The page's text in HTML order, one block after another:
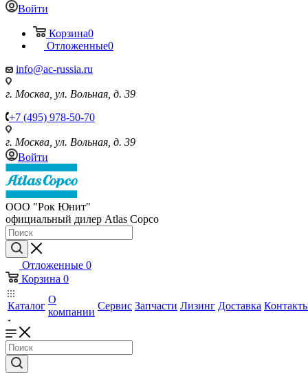
Войти
Корзина0
Отложенные0
info@ac-russia.ru
г. Москва, ул. Вольная, д. 39
+7 (495) 978-50-70
г. Москва, ул. Вольная, д. 39
Войти
ООО "Рок Юнит"
официальный дилер Atlas Copco
Отложенные 0
Корзина 0
Каталог
О
компании
Сервис Запчасти Лизинг Доставка